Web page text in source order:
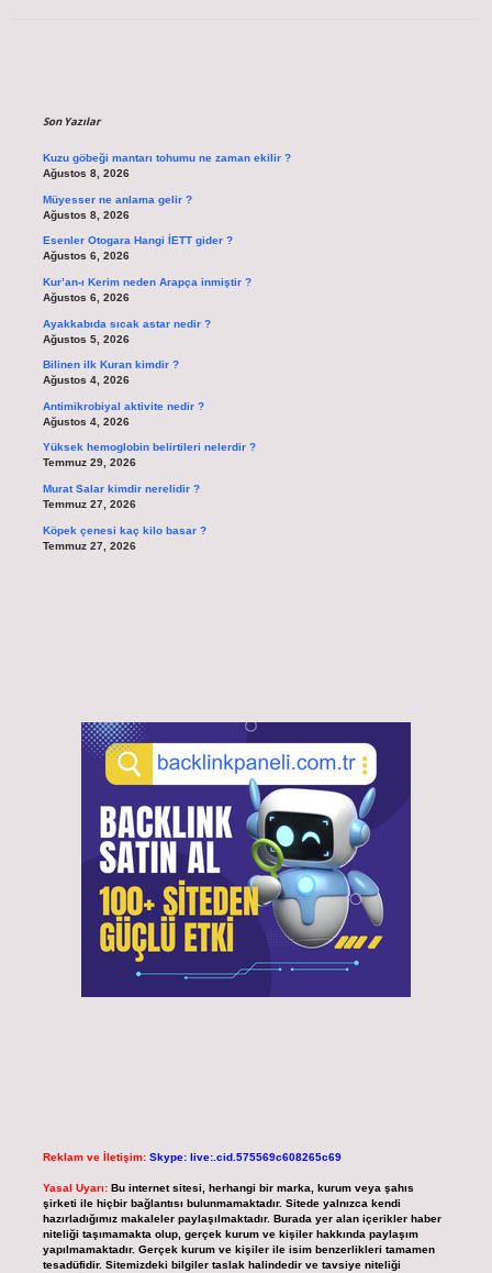
Son Yazılar
Kuzu göbeği mantarı tohumu ne zaman ekilir ?
Ağustos 8, 2026
Müyesser ne anlama gelir ?
Ağustos 8, 2026
Esenler Otogara Hangi İETT gider ?
Ağustos 6, 2026
Kur’an-ı Kerim neden Arapça inmiştir ?
Ağustos 6, 2026
Ayakkabıda sıcak astar nedir ?
Ağustos 5, 2026
Bilinen ilk Kuran kimdir ?
Ağustos 4, 2026
Antimikrobiyal aktivite nedir ?
Ağustos 4, 2026
Yüksek hemoglobin belirtileri nelerdir ?
Temmuz 29, 2026
Murat Salar kimdir nerelidir ?
Temmuz 27, 2026
Köpek çenesi kaç kilo basar ?
Temmuz 27, 2026
Reklam ve İletişim: Skype: live:.cid.575569c608265c69
Yasal Uyarı: Bu internet sitesi, herhangi bir marka, kurum veya şahıs
şirketi ile hiçbir bağlantısı bulunmamaktadır. Sitede yalnızca kendi
hazırladığımız makaleler paylaşılmaktadır. Burada yer alan içerikler haber
niteliği taşımamakta olup, gerçek kurum ve kişiler hakkında paylaşım
yapılmamaktadır. Gerçek kurum ve kişiler ile isim benzerlikleri tamamen
tesadüfidir. Sitemizdeki bilgiler taslak halindedir ve tavsiye niteliği